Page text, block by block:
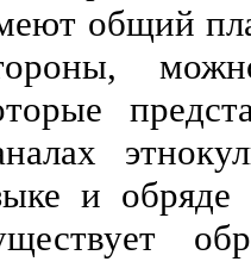
общий
и